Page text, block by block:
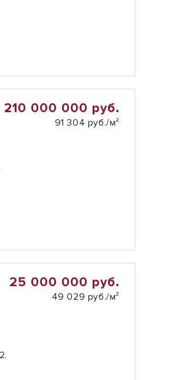
210 000 000 руб.
91 304 руб./м²
25 000 000 руб.
49 029 руб./м²